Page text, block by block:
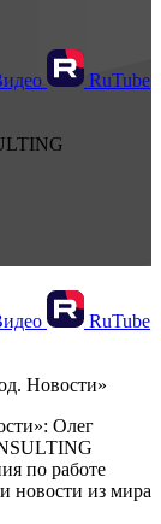
RuTube
RuTube
Новости»
Олег
по работе
новости из мира